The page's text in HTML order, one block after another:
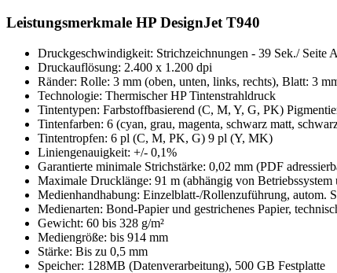
Leistungsmerkmale HP DesignJet T940
Druckgeschwindigkeit: Strichzeichnungen - 39 Sek./ Seite
Druckauflösung: 2.400 x 1.200 dpi
Ränder: Rolle: 3 mm (oben, unten, links, rechts), Blatt: 3
Technologie: Thermischer HP Tintenstrahldruck
Tintentypen: Farbstoffbasierend (C, M, Y, G, PK)
Tintenfarben: 6 (cyan, grau, magenta, schwarz matt,
Tintentropfen: 6 pl (C, M, PK, G) 9 pl (Y, MK)
Liniengenauigkeit: +/- 0,1%
Garantierte minimale Strichstärke: 0,02 mm (PDF
Maximale Drucklänge: 91 m (abhängig von
Medienhandhabung: Einzelblatt-/Rollenzuführung, autom.
Medienarten: Bond-Papier und gestrichenes Papier,
Gewicht: 60 bis 328 g/m²
Mediengröße: bis 914 mm
Stärke: Bis zu 0,5 mm
Speicher: 128MB (Datenverarbeitung), 500 GB Festplatte